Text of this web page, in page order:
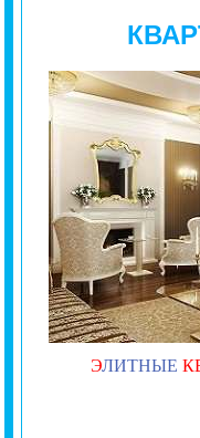
ЭЛИТНЫЕ